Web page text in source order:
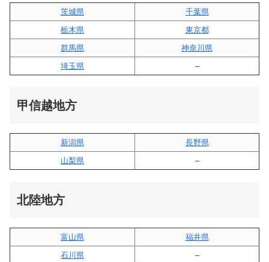
茨城県
千葉県
栃木県
東京都
群馬県
神奈川県
埼玉県
–
甲信越地方
新潟県
長野県
山梨県
–
北陸地方
富山県
福井県
石川県
–